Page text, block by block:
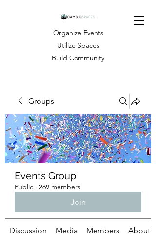
Organize Events
Utilize Spaces
Build Community
Groups
Events Group
Public · 269 members
Join
Discussion Media Members About